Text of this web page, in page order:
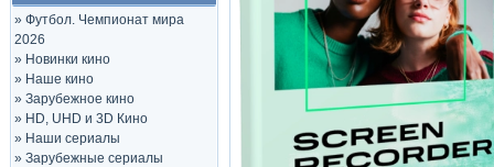
» Футбол. Чемпионат мира
2026
» Новинки кино
» Наше кино
» Зарубежное кино
» HD, UHD и 3D Кино
» Наши сериалы
» Зарубежные сериалы